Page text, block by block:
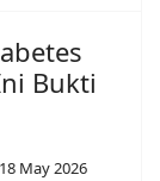
Bukti
18 May 2026